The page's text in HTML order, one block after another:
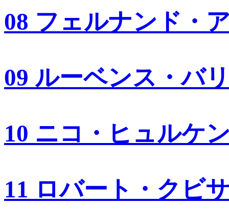
08 フェルナンド・
09 ルーベンス・バ
10 ニコ・ヒュルケ
11 ロバート・クビ